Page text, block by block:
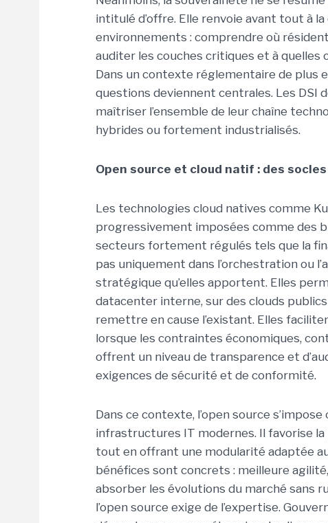
intitulé d’offre. Elle renvoie avant tout à
environnements : comprendre où
auditer les couches critiques et à quelles
Dans un contexte réglementaire de plus
questions deviennent centrales. Les DSI
maîtriser l’ensemble de leur chaîne
hybrides ou fortement industrialisés.
Open source et cloud natif : des
Les technologies cloud natives comme
progressivement imposées comme des
secteurs fortement régulés tels que la
pas uniquement dans l’orchestration ou
stratégique qu’elles apportent. Elles
datacenter interne, sur des clouds
remettre en cause l’existant. Elles
lorsque les contraintes économiques,
offrent un niveau de transparence et
exigences de sécurité et de conformité.
Dans ce contexte, l’open source
infrastructures IT modernes. Il favorise
tout en offrant une modularité adaptée
bénéfices sont concrets : meilleure
absorber les évolutions du marché sans
l’open source exige de l’expertise.